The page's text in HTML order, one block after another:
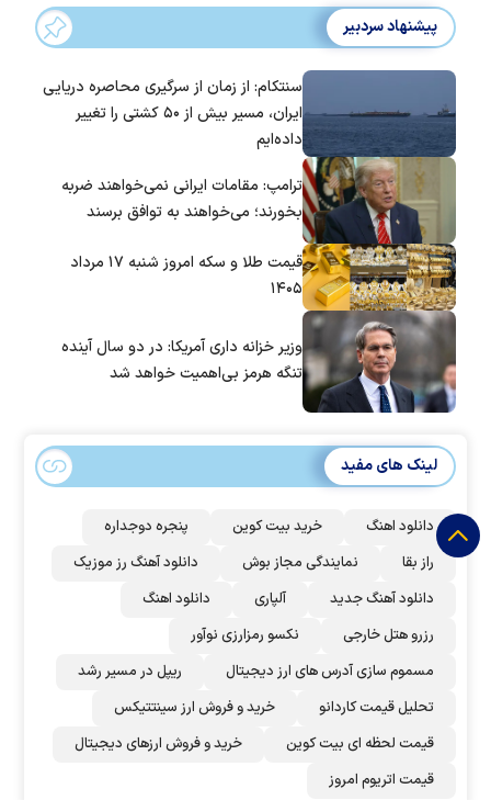
پیشنهاد سردبیر
سنتکام: از زمان از سرگیری محاصره دریایی
ایران، مسیر بیش از ۵۰ کشتی را تغییر
داده‌ایم
ترامپ: مقامات ایرانی نمی‌خواهند ضربه
بخورند؛ می‌خواهند به توافق برسند
قیمت طلا و سکه امروز شنبه ۱۷ مرداد
۱۴۰۵
وزیر خزانه داری آمریکا: در دو سال آینده
تنگه هرمز بی‌اهمیت خواهد شد
لینک های مفید
دانلود اهنگ خرید بیت کوین
پنجره دوجداره
راز بقا
نمایندگی مجاز بوش
دانلود آهنگ رز‌ موزیک
دانلود آهنگ جدید
آلپاری
دانلود اهنگ
رزرو هتل خارجی
نکسو رمزارزی نوآور
مسموم سازی آدرس های ارز دیجیتال
ریپل در مسیر رشد
تحلیل قیمت کاردانو
خرید و فروش ارز سینتتیکس
قیمت لحظه ای بیت کوین
خرید و فروش ارزهای دیجیتال
قیمت اتریوم امروز